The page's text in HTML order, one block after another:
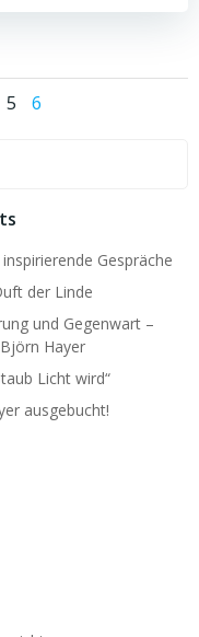
Page
5 Page
6
Gespräche
der Linde
und Gegenwart –
Hayer
Licht wird“
ausgebucht!